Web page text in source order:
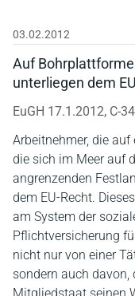
03.02.2012
Auf
unterliegen dem
EuGH 17.1.2012, C-
Arbeitnehmer, die
die sich im Meer auf
angrenzenden
dem EU-Recht.
am System der
Pflichtversicherung
nicht nur von einer
sondern auch davon,
Mitgliedstaat seinen